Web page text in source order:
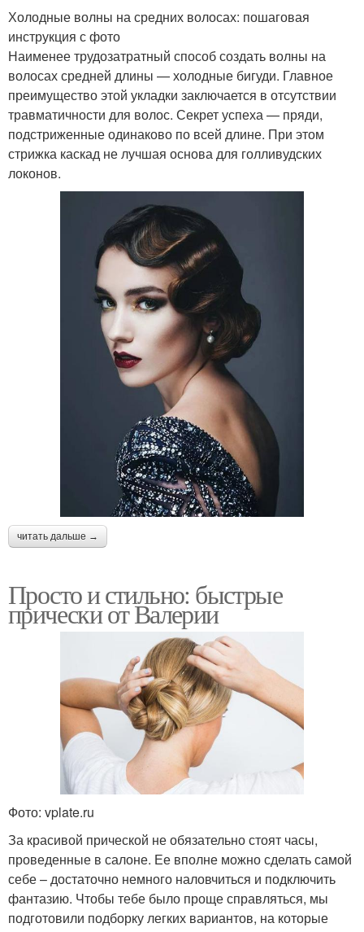
Холодные волны на средних волосах: пошаговая
инструкция с фото
Наименее трудозатратный способ создать волны на
волосах средней длины — холодные бигуди. Главное
преимущество этой укладки заключается в отсутствии
травматичности для волос. Секрет успеха — пряди,
подстриженные одинаково по всей длине. При этом
стрижка каскад не лучшая основа для голливудских
локонов.
читать дальше →
Просто и стильно: быстрые
прически от Валерии
Фото: vplate.ru
За красивой прической не обязательно стоят часы,
проведенные в салоне. Ее вполне можно сделать самой
себе – достаточно немного наловчиться и подключить
фантазию. Чтобы тебе было проще справляться, мы
подготовили подборку легких вариантов, на которые